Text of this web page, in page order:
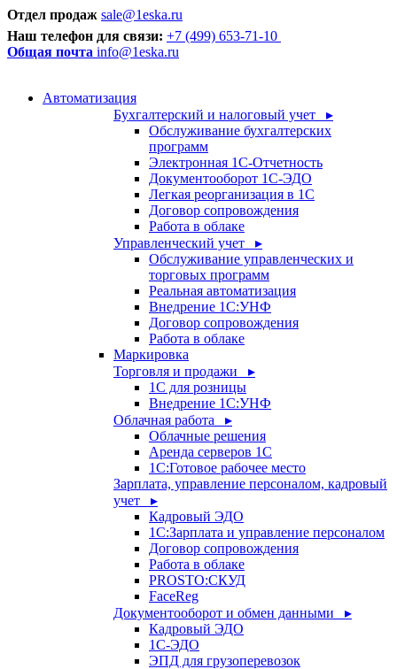
Отдел продаж sale@1eska.ru
Наш телефон для связи: +7 (499) 653-71-10
Общая почта info@1eska.ru
Автоматизация
Бухгалтерский и налоговый учет ▸
Обслуживание бухгалтерских
программ
Электронная 1С-Отчетность
Документооборот 1С-ЭДО
Легкая реорганизация в 1С
Договор сопровождения
Работа в облаке
Управленческий учет ▸
Обслуживание управленческих и
торговых программ
Реальная автоматизация
Внедрение 1С:УНФ
Договор сопровождения
Работа в облаке
Маркировка
Торговля и продажи ▸
1С для розницы
Внедрение 1С:УНФ
Облачная работа ▸
Облачные решения
Аренда серверов 1С
1C:Готовое рабочее место
Зарплата, управление персоналом, кадровый
учет ▸
Кадровый ЭДО
1С:Зарплата и управление персоналом
Договор сопровождения
Работа в облаке
PROSTO:СКУД
FaceReg
Документооборот и обмен данными ▸
Кадровый ЭДО
1С-ЭДО
ЭПД для грузоперевозок